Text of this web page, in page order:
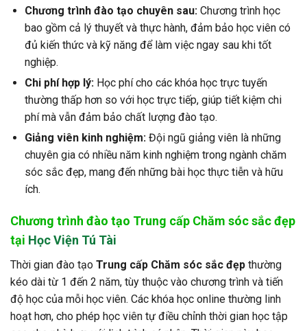
Chương trình đào tạo chuyên sau:Chương trình học
bao gồm cả lý thuyết và thực hành, đảm bảo học viên có
đủ kiến thức và kỹ năng để làm việc ngay sau khi tốt
nghiệp.
Chi phí hợp lý:Học phí cho các khóa học trực tuyến
thường thấp hơn so với học trực tiếp, giúp tiết kiệm chi
phí mà vẫn đảm bảo chất lượng đào tạo.
Giảng viên kinh nghiệm:Đội ngũ giảng viên là những
chuyên gia có nhiều năm kinh nghiệm trong ngành chăm
sóc sắc đẹp, mang đến những bài học thực tiễn và hữu
ích.
Chương trình đào tạo Trung cấp Chăm sóc sắc đẹp
tại Học Viện Tú Tài
Thời gian đào tạo Trung cấp Chăm sóc sắc đẹp thường
kéo dài từ 1 đến 2 năm, tùy thuộc vào chương trình và tiến
độ học của mỗi học viên. Các khóa học online thường linh
hoạt hơn, cho phép học viên tự điều chỉnh thời gian học tập